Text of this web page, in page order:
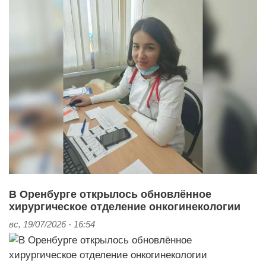
В Оренбурге открылось обновлённое
хирургическое отделение онкогинекологии
вс, 19/07/2026 - 16:54